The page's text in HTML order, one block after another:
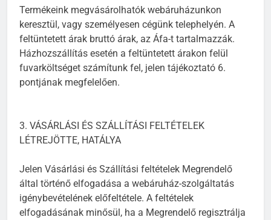
Termékeink megvásárolhatók webáruházunkon
keresztül, vagy személyesen cégünk telephelyén. A
feltüntetett árak bruttó árak, az Áfa-t tartalmazzák.
Házhozszállítás esetén a feltüntetett árakon felül
fuvarköltséget számítunk fel, jelen tájékoztató 6.
pontjának megfelelően.
3. VÁSÁRLÁSI ÉS SZÁLLÍTÁSI FELTÉTELEK
LÉTREJÖTTE, HATÁLYA
Jelen Vásárlási és Szállítási feltételek Megrendelő
által történő elfogadása a webáruház-szolgáltatás
igénybevételének előfeltétele. A feltételek
elfogadásának minősül, ha a Megrendelő regisztrálja